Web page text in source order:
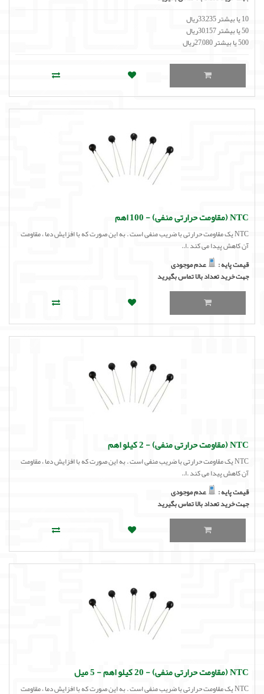
10 یا بیشتر 33,235ریال
50 یا بیشتر 30,157ریال
500 یا بیشتر 27,080ریال
NTC (مقاومت حرارتی منفی) - 100 اهم
NTC یک مقاومت حرارتی با ضریب منفی است . به این صورت که با افزایش دما ، مقاومت
آن کاهش پیدا می کند .ا..
قیمت پایه :
عدم موجودی
جهت خرید تعداد بالا تماس بگیرید
NTC (مقاومت حرارتی منفی) - 2 کیلو اهم
NTC یک مقاومت حرارتی با ضریب منفی است . به این صورت که با افزایش دما ، مقاومت
آن کاهش پیدا می کند .ا..
قیمت پایه :
عدم موجودی
جهت خرید تعداد بالا تماس بگیرید
NTC (مقاومت حرارتی منفی) - 20 کیلو اهم - 5 میل
NTC یک مقاومت حرارتی با ضریب منفی است . به این صورت که با افزایش دما ، مقاومت